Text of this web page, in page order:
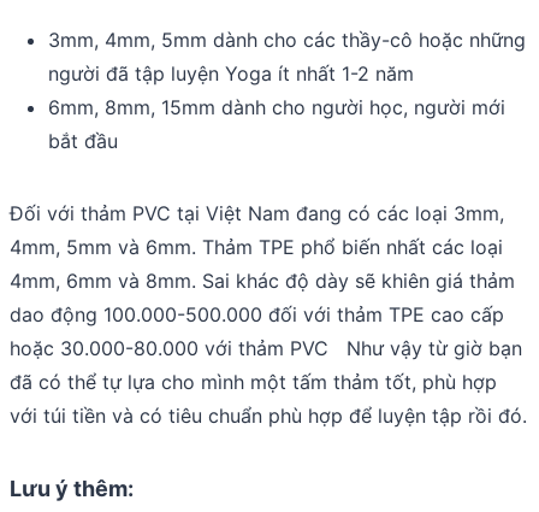
3mm, 4mm, 5mm dành cho các thầy-cô hoặc những
người đã tập luyện Yoga ít nhất 1-2 năm
6mm, 8mm, 15mm dành cho người học, người mới
bắt đầu
Đối với thảm PVC tại Việt Nam đang có các loại 3mm,
4mm, 5mm và 6mm. Thảm TPE phổ biến nhất các loại
4mm, 6mm và 8mm. Sai khác độ dày sẽ khiên giá thảm
dao động 100.000-500.000 đối với thảm TPE cao cấp
hoặc 30.000-80.000 với thảm PVC Như vậy từ giờ bạn
đã có thể tự lựa cho mình một tấm thảm tốt, phù hợp
với túi tiền và có tiêu chuẩn phù hợp để luyện tập rồi đó.
Lưu ý thêm: